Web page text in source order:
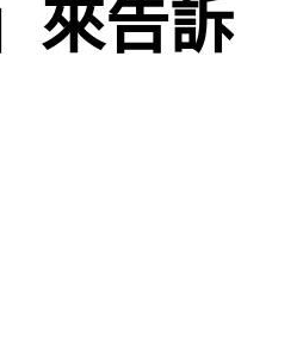
來告訴